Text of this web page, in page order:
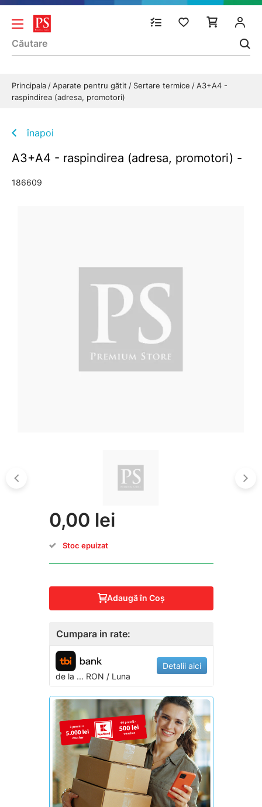
Principala Aparate pentru gătit Sertare termice
A3+A4 -
raspindirea (adresa, promotori)
înapoi
A3+A4 - raspindirea (adresa, promotori) -
186609
0,00 lei
Stoc epuizat
Adaugă în Coş
Cumpara in rate:
de la ... RON / Luna
Detalii aici